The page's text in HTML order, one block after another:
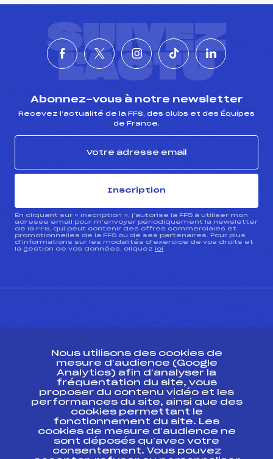
SUIVEZ
L'ACTU
Abonnez-vous à notre newsletter
Recevez l’actualité de la FFS, des clubs et des Équipes
de France.
Inscription
En cliquant sur « inscription », j’autorise la FFS à utiliser mon
adresse email pour m’envoyer périodiquement la newsletter
de la FFS, qui peut contenir des offres commerciales et
promotionnelles de la FFS ou de ses partenaires. Pour plus
d’informations sur les modalités d’exercice de vos droits et
la gestion de vos données, cliquez ici
Ressources
Pass’Neige
Projet sportif fédéral
Projet de performance fédéral
Antidopage
Nous utilisons des cookies de
mesure d’audience (Google
Analytics) afin d’analyser la
fréquentation du site, vous
proposer du contenu vidéo et les
performances du site, ainsi que des
cookies permettant le
fonctionnement du site. Les
cookies de mesure d’audience ne
sont déposés qu’avec votre
consentement. Vous pouvez